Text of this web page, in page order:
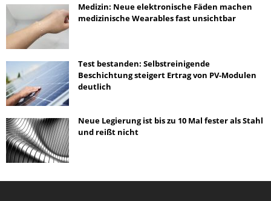
Medizin: Neue elektronische Fäden machen
medizinische Wearables fast unsichtbar
Test bestanden: Selbstreinigende
Beschichtung steigert Ertrag von PV-Modulen
deutlich
Neue Legierung ist bis zu 10 Mal fester als Stahl
und reißt nicht